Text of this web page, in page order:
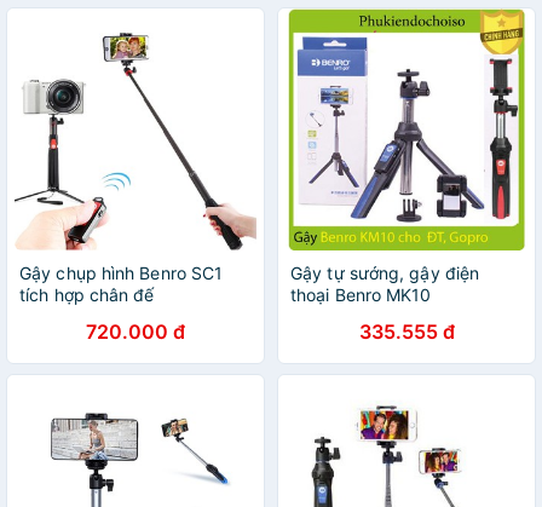
Gậy chụp hình Benro SC1
tích hợp chân đế
720.000 đ
Gậy tự sướng, gậy điện
thoại Benro MK10
335.555 đ